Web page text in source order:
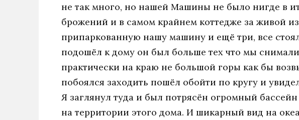
не так много, но нашей Машины не было нигде в
брожений и в самом крайнем коттедже за живой
припаркованную нашу машину и ещё три, все
подошёл к дому он был больше тех что мы
практически на краю не большой горы как бы
побоялся заходить пошёл обойти по кругу и
Я заглянул туда и был потрясён огромный
на территории этого дома. И шикарный вид на